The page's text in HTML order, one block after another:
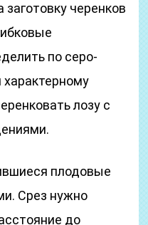
черенков
по серо-
лозу с
плодовые
Срез нужно
до